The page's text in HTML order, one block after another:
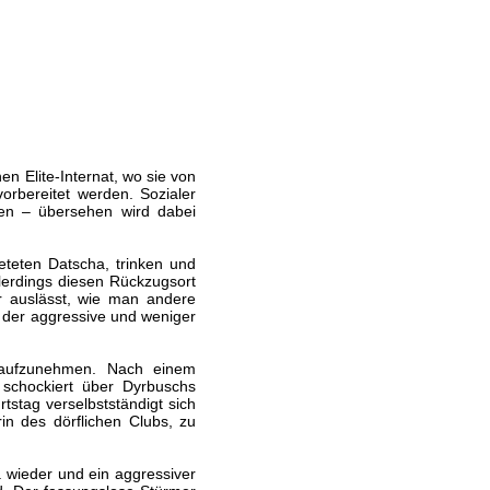
Elite-Internat, wo sie von
werden. Sozialer
– übersehen wird dabei
Datscha, trinken und
diesen Rückzugsort
auslässt, wie man andere
aggressive und weniger
Nach einem
über Dyrbuschs
verselbstständigt sich
des dörflichen Clubs, zu
und ein aggressiver